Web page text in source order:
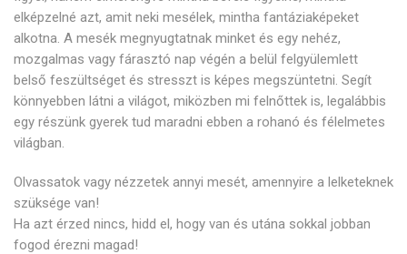
elképzelné azt, amit neki mesélek, mintha fantáziaképeket
alkotna. A mesék megnyugtatnak minket és egy nehéz,
mozgalmas vagy fárasztó nap végén a belül felgyülemlett
belső feszültséget és stresszt is képes megszüntetni. Segít
könnyebben látni a világot, miközben mi felnőttek is, legalábbis
egy részünk gyerek tud maradni ebben a rohanó és félelmetes
világban.
Olvassatok vagy nézzetek annyi mesét, amennyire a lelketeknek
szüksége van!
Ha azt érzed nincs, hidd el, hogy van és utána sokkal jobban
fogod érezni magad!